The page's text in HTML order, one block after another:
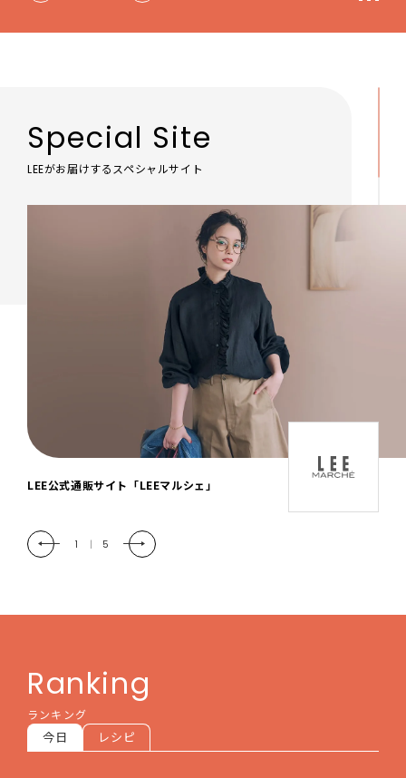
Special Site
LEEがお届けするスペシャルサイト
「LEE DAYS」本物志向にときめく。大人カ
2 | 5
Ranking
ランキング
今日 レシピ